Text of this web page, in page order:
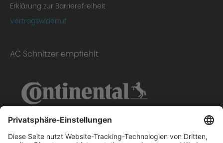
Erklärung zur Barrierefreiheit
Vertragswiderruf
AC Schnitzer empfiehlt